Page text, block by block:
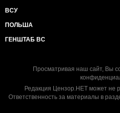
ВСУ
ПОЛЬША
ГЕНШТАБ ВС
Просматривая наш сайт, Вы
Редакция Цензор.НЕТ может не
Ответственность за материалы в